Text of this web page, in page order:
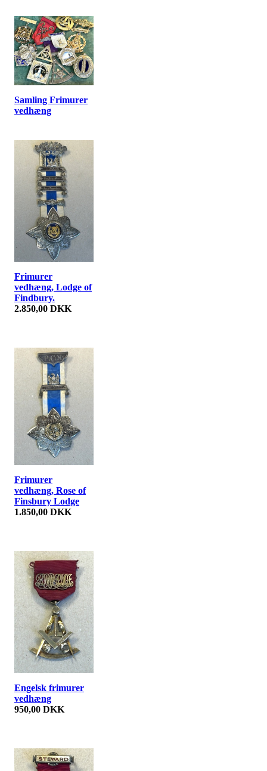
Samling Frimurer
vedhæng
Frimurer
vedhæng, Lodge of
Findbury.
2.850,00 DKK
Frimurer
vedhæng, Rose of
Finsbury Lodge
1.850,00 DKK
Engelsk frimurer
vedhæng
950,00 DKK